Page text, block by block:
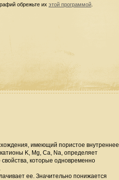
обрежьте их этой программой
имеющий пористое внутреннее
K, Mg, Ca, Na, определяет
которые одновременно
ее. Значительно понижается